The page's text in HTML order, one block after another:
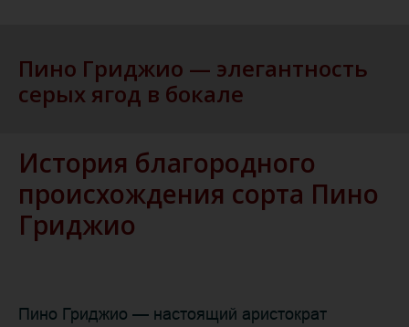
Пино Гриджио — элегантность
серых ягод в бокале
История благородного
происхождения сорта Пино
Гриджио
Пино Гриджио — настоящий аристократ